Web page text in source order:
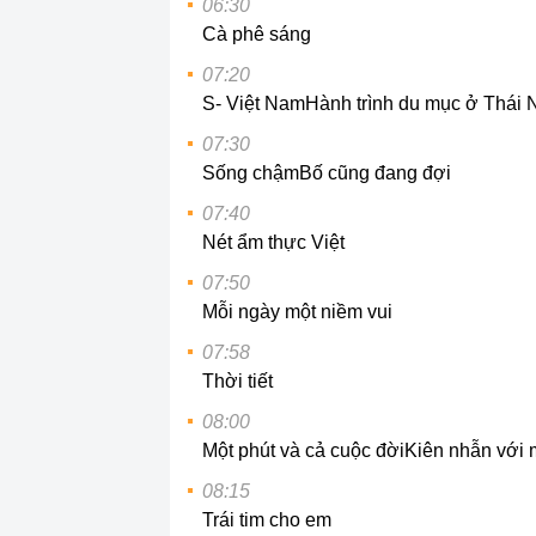
06:30
Cà phê sáng
07:20
S- Việt NamHành trình du mục ở Thái
07:30
Sống chậmBố cũng đang đợi
07:40
Nét ẩm thực Việt
07:50
Mỗi ngày một niềm vui
07:58
Thời tiết
08:00
Một phút và cả cuộc đờiKiên nhẫn với
08:15
Trái tim cho em